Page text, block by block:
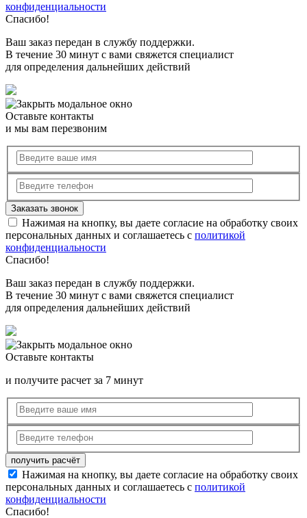
конфиденциальности
Спасибо!
Ваш заказ передан в службу поддержки.
В течение 30 минут с вами свяжется специалист
для определения дальнейших действий
Оставьте контакты
и мы вам перезвоним
Нажимая на кнопку, вы даете согласие на обработку своих
персональных данных и соглашаетесь с политикой
конфиденциальности
Спасибо!
Ваш заказ передан в службу поддержки.
В течение 30 минут с вами свяжется специалист
для определения дальнейших действий
Оставьте контакты
и получите расчет за 7 минут
Нажимая на кнопку, вы даете согласие на обработку своих
персональных данных и соглашаетесь с политикой
конфиденциальности
Спасибо!